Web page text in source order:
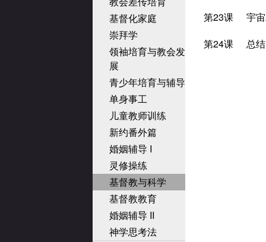
基督化家庭
崇拜学
领袖培育与教会发
展
青少年培育与辅导
单身事工
儿童教师训练
新约番外篇
婚姻辅导 I
灵修操练
基督教与科学
基督教教育
婚姻辅导 II
神学思考法
第23课
宇
第24课
总